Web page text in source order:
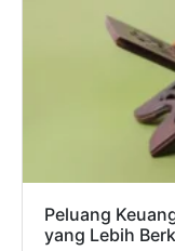
Peluang
yang Lebih